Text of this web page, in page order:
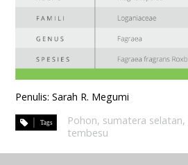
Penulis: Sarah R. Megumi
Pohon, sumatera selatan,
tembesu